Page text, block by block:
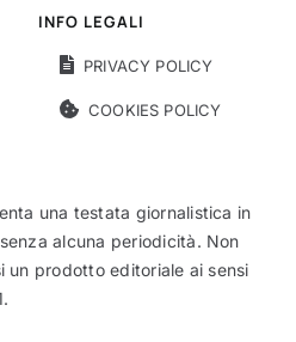
INFO LEGALI
PRIVACY POLICY
COOKIES POLICY
una testata giornalistica in
alcuna periodicità. Non
un prodotto editoriale ai sensi